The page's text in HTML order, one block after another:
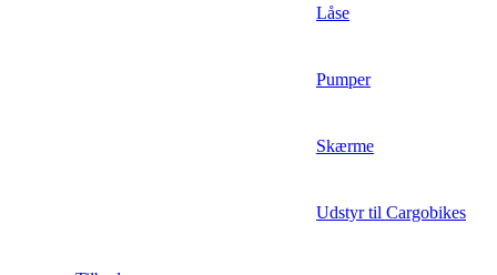
Låse
Pumper
Skærme
Udstyr til Cargobikes